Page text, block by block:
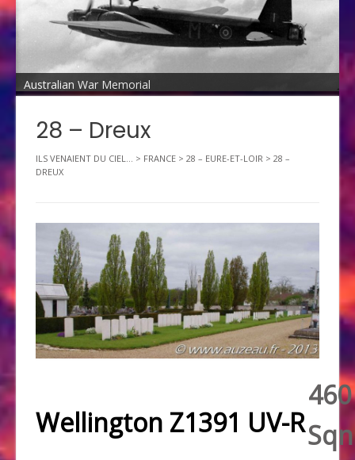
Australian War Memorial
28 – Dreux
ILS VENAIENT DU CIEL... > FRANCE > 28 – EURE-ET-LOIR > 28 –
DREUX
Wellington Z1391 UV-R
460
Sqn